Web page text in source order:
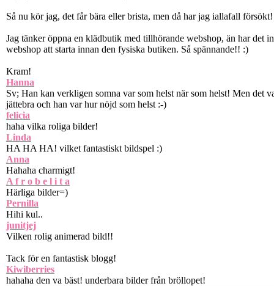
Så nu kör jag, det får bära eller brista, men då har jag iallafall
Jag tänker öppna en klädbutik med tillhörande webshop, än har det
webshop att starta innan den fysiska butiken. Så spännande!! :)
Kram!
Hanna
Sv; Han kan verkligen somna var som helst när som helst! Men det
jättebra och han var hur nöjd som helst :-)
felicia
haha vilka roliga bilder!
Linda
HA HA HA! vilket fantastiskt bildspel :)
Anna
Hahaha charmigt!
A f r o b e l i t a
Härliga bilder=)
Pernilla
Hihi kul..
junitjej
Vilken rolig animerad bild!!
Tack för en fantastisk blogg!
Kiwiberries
hahaha den va bäst! underbara bilder från bröllopet!